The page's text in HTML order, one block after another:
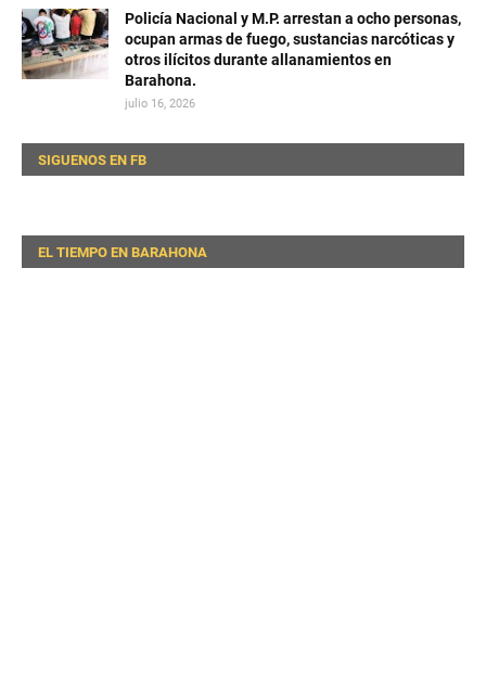
Policía Nacional y M.P. arrestan a ocho personas,
ocupan armas de fuego, sustancias narcóticas y
otros ilícitos durante allanamientos en
Barahona.
julio 16, 2026
SIGUENOS EN FB
EL TIEMPO EN BARAHONA